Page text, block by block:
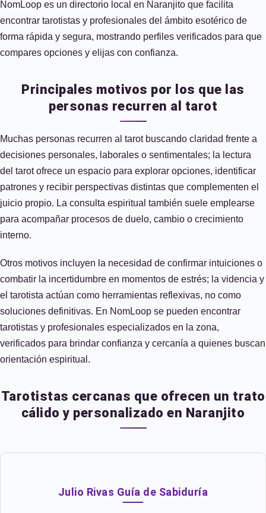
NomLoop es un directorio local en Naranjito que facilita
encontrar tarotistas y profesionales del ámbito esotérico de
forma rápida y segura, mostrando perfiles verificados para que
compares opciones y elijas con confianza.
Principales motivos por los que las
personas recurren al tarot
Muchas personas recurren al tarot buscando claridad frente a
decisiones personales, laborales o sentimentales; la lectura
del tarot ofrece un espacio para explorar opciones, identificar
patrones y recibir perspectivas distintas que complementen el
juicio propio. La consulta espiritual también suele emplearse
para acompañar procesos de duelo, cambio o crecimiento
interno.
Otros motivos incluyen la necesidad de confirmar intuiciones o
combatir la incertidumbre en momentos de estrés; la videncia y
el tarotista actúan como herramientas reflexivas, no como
soluciones definitivas. En NomLoop se pueden encontrar
tarotistas y profesionales especializados en la zona,
verificados para brindar confianza y cercanía a quienes buscan
orientación espiritual.
Tarotistas cercanas que ofrecen un trato
cálido y personalizado en Naranjito
Julio Rivas Guía de Sabiduría